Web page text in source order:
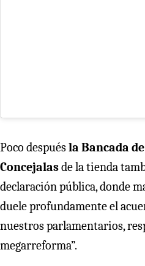
Poco despuésla Bancada
Concejalasde la tienda
declaración pública, donde
duele profundamente el
nuestros parlamentarios,
megarreforma”.